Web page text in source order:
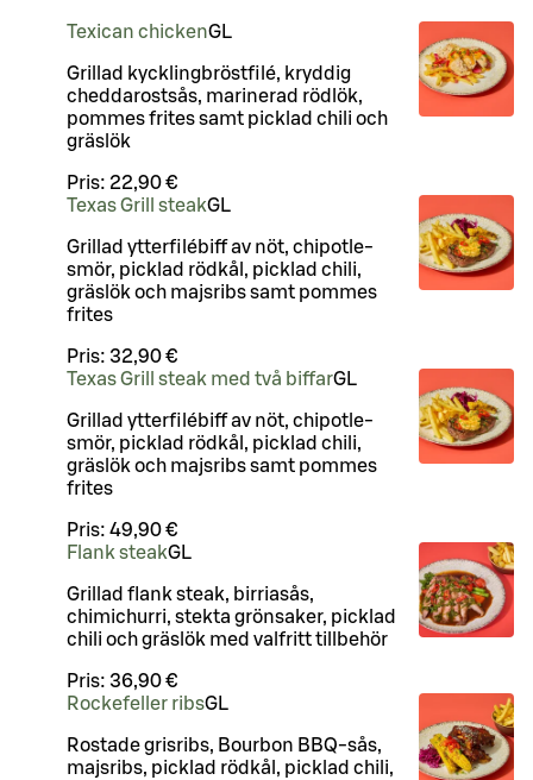
Texican chickenGL
Grillad kycklingbröstfilé, kryddig
cheddarostsås, marinerad rödlök,
pommes frites samt picklad chili och
gräslök
Pris: 22,90 €
Texas Grill steakGL
Grillad ytterfilébiff av nöt, chipotle-
smör, picklad rödkål, picklad chili,
gräslök och majsribs samt pommes
frites
Pris: 32,90 €
Texas Grill steak med två biffarGL
Grillad ytterfilébiff av nöt, chipotle-
smör, picklad rödkål, picklad chili,
gräslök och majsribs samt pommes
frites
Pris: 49,90 €
Flank steakGL
Grillad flank steak, birriasås,
chimichurri, stekta grönsaker, picklad
chili och gräslök med valfritt tillbehör
Pris: 36,90 €
Rockefeller ribsGL
Rostade grisribs, Bourbon BBQ-sås,
majsribs, picklad rödkål, picklad chili,